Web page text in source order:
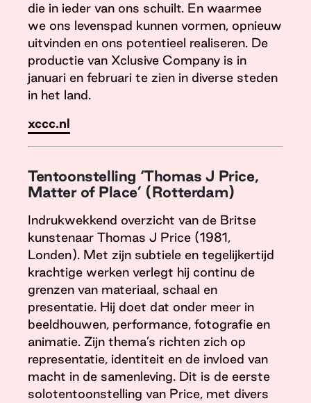
die in ieder van ons schuilt. En waarmee
we ons levenspad kunnen vormen, opnieuw
uitvinden en ons potentieel realiseren. De
productie van Xclusive Company is in
januari en februari te zien in diverse steden
in het land.
xccc.nl
Tentoonstelling ‘Thomas J Price,
Matter of Place’ (Rotterdam)
Indrukwekkend overzicht van de Britse
kunstenaar Thomas J Price (1981,
Londen). Met zijn subtiele en tegelijkertijd
krachtige werken verlegt hij continu de
grenzen van materiaal, schaal en
presentatie. Hij doet dat onder meer in
beeldhouwen, performance, fotografie en
animatie. Zijn thema’s richten zich op
representatie, identiteit en de invloed van
macht in de samenleving. Dit is de eerste
solotentoonstelling van Price, met divers